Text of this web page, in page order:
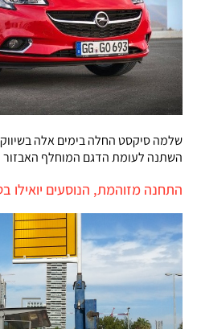
שלמה סיקסט החלה בימים אלה
השתנה לעומת הדגם המוחלף האבזור
התחנה מזוהמת, הנוסעים יואילו